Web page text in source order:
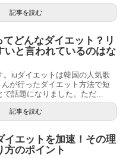
記事を読む
どんなダイエット？リ
いと言われているのはな
。iuダイエットは韓国の人気歌
が行ったダイエット方法で短
で話題になりました。ただ...
記事を読む
イエットを加速！その理
方のポイント